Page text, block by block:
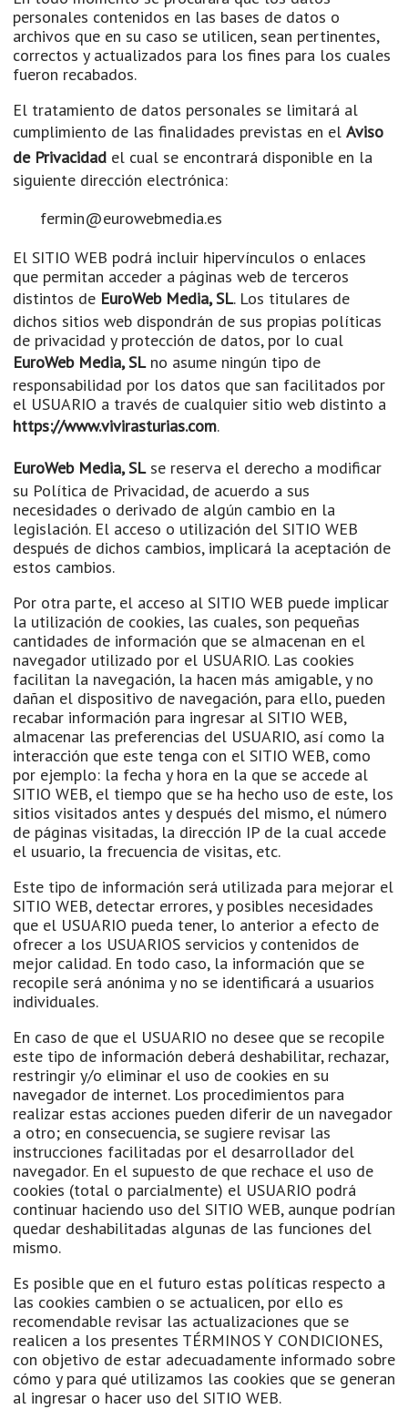
personales contenidos en las bases de datos o
archivos que en su caso se utilicen, sean pertinentes,
correctos y actualizados para los fines para los cuales
fueron recabados.
El tratamiento de datos personales se limitará al
cumplimiento de las finalidades previstas en el Aviso
de Privacidad el cual se encontrará disponible en la
siguiente dirección electrónica:
fermin@eurowebmedia.es
El SITIO WEB podrá incluir hipervínculos o enlaces
que permitan acceder a páginas web de terceros
distintos de EuroWeb Media, SL. Los titulares de
dichos sitios web dispondrán de sus propias políticas
de privacidad y protección de datos, por lo cual
EuroWeb Media, SLno asume ningún tipo de
responsabilidad por los datos que san facilitados por
el USUARIO a través de cualquier sitio web distinto a
https://www.vivirasturias.com.
EuroWeb Media, SLse reserva el derecho a modificar
su Política de Privacidad, de acuerdo a sus
necesidades o derivado de algún cambio en la
legislación. El acceso o utilización del SITIO WEB
después de dichos cambios, implicará la aceptación de
estos cambios.
Por otra parte, el acceso al SITIO WEB puede implicar
la utilización de cookies, las cuales, son pequeñas
cantidades de información que se almacenan en el
navegador utilizado por el USUARIO. Las cookies
facilitan la navegación, la hacen más amigable, y no
dañan el dispositivo de navegación, para ello, pueden
recabar información para ingresar al SITIO WEB,
almacenar las preferencias del USUARIO, así como la
interacción que este tenga con el SITIO WEB, como
por ejemplo: la fecha y hora en la que se accede al
SITIO WEB, el tiempo que se ha hecho uso de este, los
sitios visitados antes y después del mismo, el número
de páginas visitadas, la dirección IP de la cual accede
el usuario, la frecuencia de visitas, etc.
Este tipo de información será utilizada para mejorar el
SITIO WEB, detectar errores, y posibles necesidades
que el USUARIO pueda tener, lo anterior a efecto de
ofrecer a los USUARIOS servicios y contenidos de
mejor calidad. En todo caso, la información que se
recopile será anónima y no se identificará a usuarios
individuales.
En caso de que el USUARIO no desee que se recopile
este tipo de información deberá deshabilitar, rechazar,
restringir y/o eliminar el uso de cookies en su
navegador de internet. Los procedimientos para
realizar estas acciones pueden diferir de un navegador
a otro; en consecuencia, se sugiere revisar las
instrucciones facilitadas por el desarrollador del
navegador. En el supuesto de que rechace el uso de
cookies (total o parcialmente) el USUARIO podrá
continuar haciendo uso del SITIO WEB, aunque podrían
quedar deshabilitadas algunas de las funciones del
mismo.
Es posible que en el futuro estas políticas respecto a
las cookies cambien o se actualicen, por ello es
recomendable revisar las actualizaciones que se
realicen a los presentes TÉRMINOS Y CONDICIONES,
con objetivo de estar adecuadamente informado sobre
cómo y para qué utilizamos las cookies que se generan
al ingresar o hacer uso del SITIO WEB.